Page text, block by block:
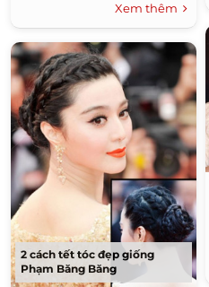
Xem thêm
2 cách tết tóc đẹp giống
Phạm Băng Băng